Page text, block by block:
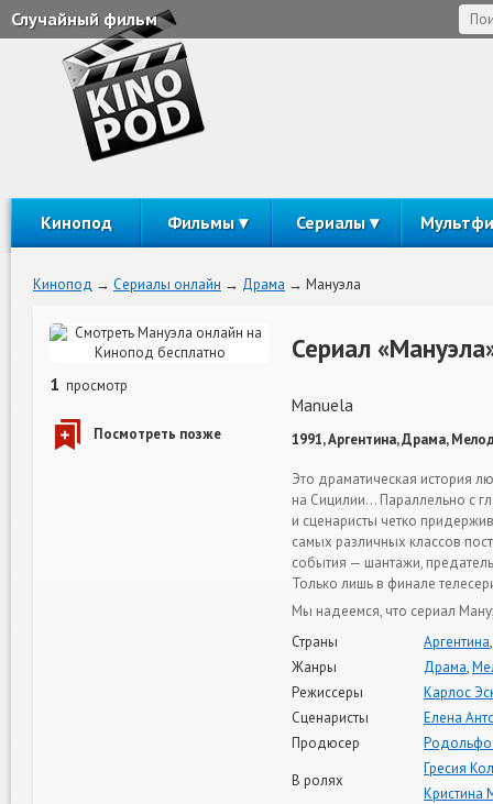
Случайный фильм
Кинопод Фильмы Сериалы
Кинопод Сериалы онлайн Драма Мануэла
1 просмотр
Сериал
Manuela
1991, Аргентина, Драма,
Это драматическая история
на Сицилии… Параллельно с
и сценаристы четко
самых различных классов
события — шантажи,
Только лишь в финале
Мы надеемся, что сериал
Страны
Аргентина
Жанры
Драма,
Режиссеры
Карлос
Сценаристы
Елена
Продюсер
В ролях
Гресия
Кристина